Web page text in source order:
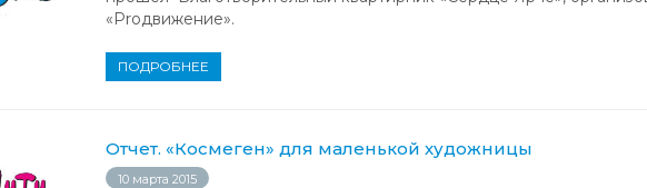
«Proдвижение».
ПОДРОБНЕЕ
Отчет. «Космеген» для маленькой художницы
10 марта 2015